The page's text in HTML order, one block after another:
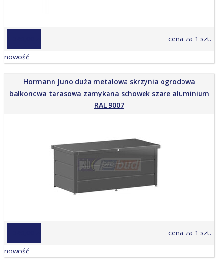
cena za 1 szt.
nowość
Hormann Juno duża metalowa skrzynia ogrodowa
balkonowa tarasowa zamykana schowek szare aluminium
RAL 9007
cena za 1 szt.
nowość